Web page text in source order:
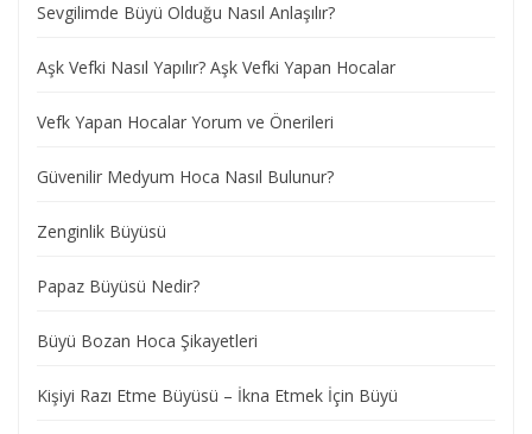
Sevgilimde Büyü Olduğu Nasıl Anlaşılır?
Aşk Vefki Nasıl Yapılır? Aşk Vefki Yapan Hocalar
Vefk Yapan Hocalar Yorum ve Önerileri
Güvenilir Medyum Hoca Nasıl Bulunur?
Zenginlik Büyüsü
Papaz Büyüsü Nedir?
Büyü Bozan Hoca Şikayetleri
Kişiyi Razı Etme Büyüsü – İkna Etmek İçin Büyü